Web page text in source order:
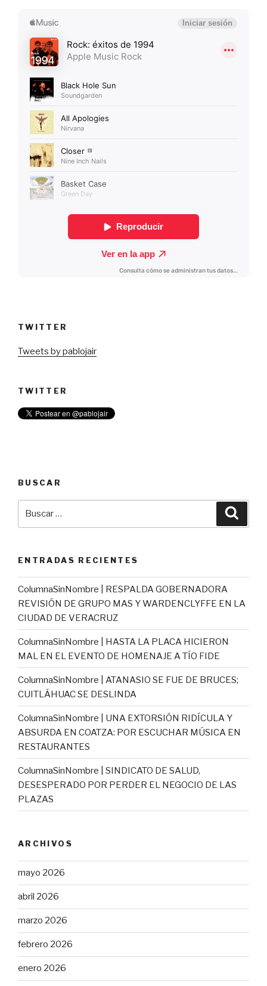
TWITTER
Tweets by pablojair
TWITTER
BUSCAR
ENTRADAS RECIENTES
ColumnaSinNombre | RESPALDA GOBERNADORA
REVISIÓN DE GRUPO MAS Y WARDENCLYFFE EN LA
CIUDAD DE VERACRUZ
ColumnaSinNombre | HASTA LA PLACA HICIERON
MAL EN EL EVENTO DE HOMENAJE A TÍO FIDE
ColumnaSinNombre | ATANASIO SE FUE DE BRUCES;
CUITLÁHUAC SE DESLINDA
ColumnaSinNombre | UNA EXTORSIÓN RIDÍCULA Y
ABSURDA EN COATZA: POR ESCUCHAR MÚSICA EN
RESTAURANTES
ColumnaSinNombre | SINDICATO DE SALUD,
DESESPERADO POR PERDER EL NEGOCIO DE LAS
PLAZAS
ARCHIVOS
mayo 2026
abril 2026
marzo 2026
febrero 2026
enero 2026